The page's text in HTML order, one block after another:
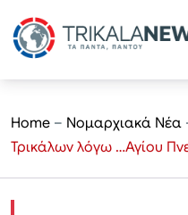
Home – Νομαρχιακά Νέα
Τρικάλων λόγω …Αγίου